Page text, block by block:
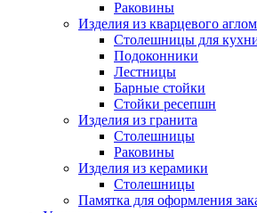
Раковины
Изделия из кварцевого
Столешницы для
Подоконники
Лестницы
Барные стойки
Стойки ресепшн
Изделия из гранита
Столешницы
Раковины
Изделия из керамики
Столешницы
Памятка для оформления